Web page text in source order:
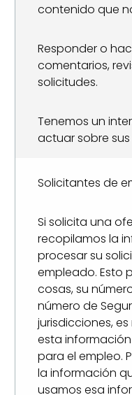
contenido que
Responder o
comentarios,
solicitudes.
Tenemos un
actuar sobre
Solicitantes de
Si solicita una
recopilamos la
procesar su
empleado. Esto
cosas, su
número de
jurisdicciones,
esta
para el empleo.
la información
usamos esa